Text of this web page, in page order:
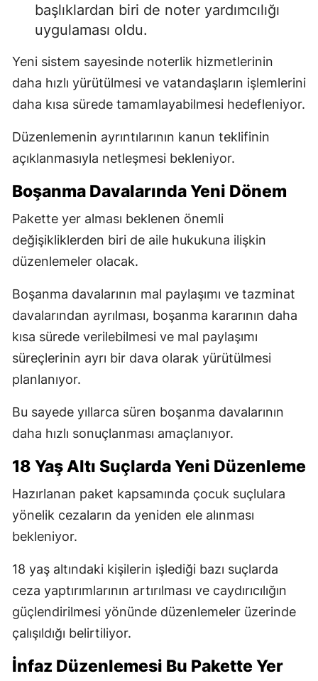
başlıklardan biri de noter yardımcılığı
uygulaması oldu.
Yeni sistem sayesinde noterlik hizmetlerinin
daha hızlı yürütülmesi ve vatandaşların işlemlerini
daha kısa sürede tamamlayabilmesi hedefleniyor.
Düzenlemenin ayrıntılarının kanun teklifinin
açıklanmasıyla netleşmesi bekleniyor.
Boşanma Davalarında Yeni Dönem
Pakette yer alması beklenen önemli
değişikliklerden biri de aile hukukuna ilişkin
düzenlemeler olacak.
Boşanma davalarının mal paylaşımı ve tazminat
davalarından ayrılması, boşanma kararının daha
kısa sürede verilebilmesi ve mal paylaşımı
süreçlerinin ayrı bir dava olarak yürütülmesi
planlanıyor.
Bu sayede yıllarca süren boşanma davalarının
daha hızlı sonuçlanması amaçlanıyor.
18 Yaş Altı Suçlarda Yeni Düzenleme
Hazırlanan paket kapsamında çocuk suçlulara
yönelik cezaların da yeniden ele alınması
bekleniyor.
18 yaş altındaki kişilerin işlediği bazı suçlarda
ceza yaptırımlarının artırılması ve caydırıcılığın
güçlendirilmesi yönünde düzenlemeler üzerinde
çalışıldığı belirtiliyor.
İnfaz Düzenlemesi Bu Pakette Yer